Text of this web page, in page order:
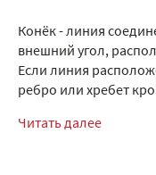
Конёк - линия
внешний угол,
Если линия
ребро или хребет
Читать далее